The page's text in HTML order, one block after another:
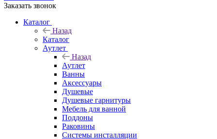
Заказать звонок
Каталог
Назад
Каталог
Аутлет
Назад
Аутлет
Ванны
Аксессуары
Душевые
Душевые гарнитуры
Мебель для ванной
Поддоны
Раковины
Системы инсталляции